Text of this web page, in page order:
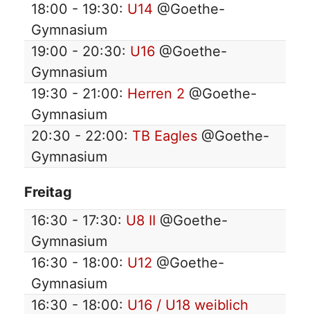
18:00 - 19:30: U14 @Goethe-
Gymnasium
19:00 - 20:30: U16 @Goethe-
Gymnasium
19:30 - 21:00: Herren 2 @Goethe-
Gymnasium
20:30 - 22:00: TB Eagles @Goethe-
Gymnasium
Freitag
16:30 - 17:30: U8 II @Goethe-
Gymnasium
16:30 - 18:00: U12 @Goethe-
Gymnasium
16:30 - 18:00: U16 / U18 weiblich